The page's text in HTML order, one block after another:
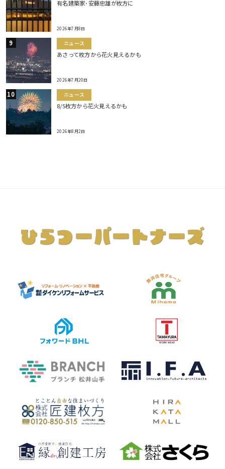
有名建築家･安藤忠雄が枚方に
2026年7月8日
ニュース
あさって枚方から花火見えるかも
2026年7月20日
ニュース
8/5枚方から花火見えるかも
2026年8月2日